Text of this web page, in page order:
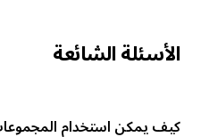
الأسئلة الشائعة
كيف يمكن استخدام